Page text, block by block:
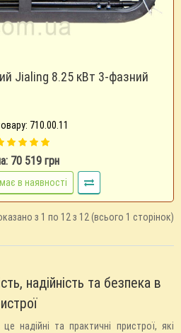
Jialing 8.25 кВт 3-фазний
710.00.11
70 519 грн
в наявності
з 1 по 12 з 12 (всього 1 сторінок)
надійність та безпека в
надійні та практичні пристрої, які